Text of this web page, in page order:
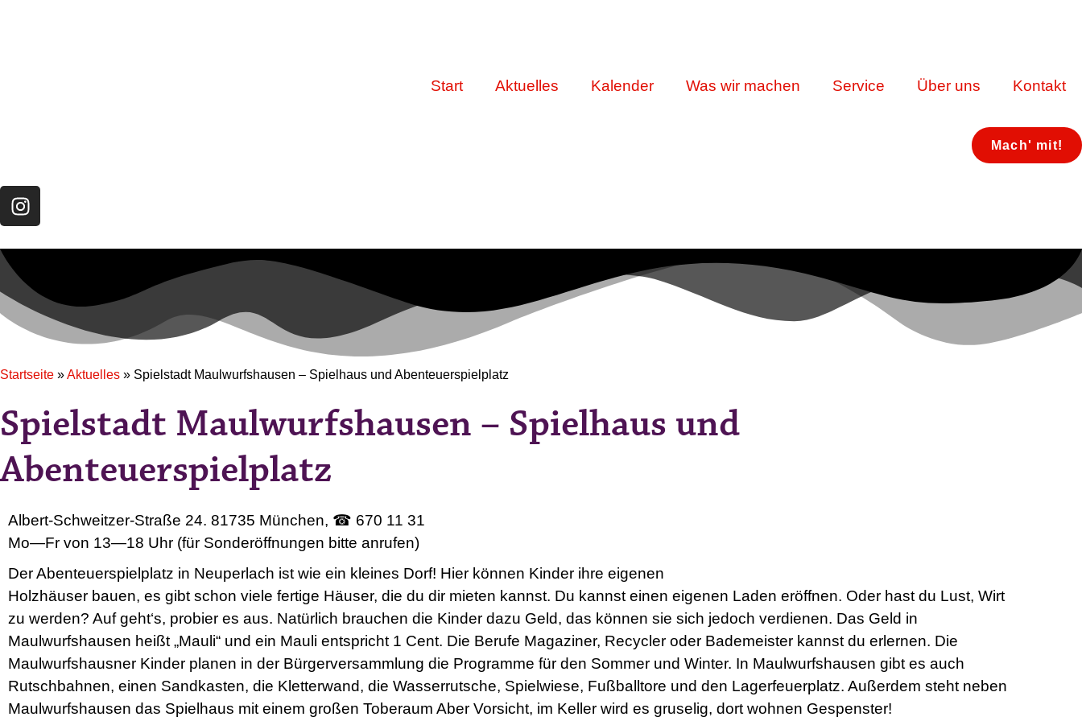
Start Aktuelles Kalender Was wir machen Service Über uns Kontakt
Mach' mit!
Startseite »Aktuelles » Spielstadt Maulwurfshausen – Spielhaus und Abenteuerspielplatz
Spielstadt Maulwurfshausen – Spielhaus und
Abenteuerspielplatz
Albert-Schweitzer-Straße 24. 81735 München, ☎ 670 11 31
Mo—Fr von 13—18 Uhr (für Sonderöffnungen bitte anrufen)
Der Abenteuerspielplatz in Neuperlach ist wie ein kleines Dorf! Hier können Kinder ihre eigenen
Holzhäuser bauen, es gibt schon viele fertige Häuser, die du dir mieten kannst. Du kannst einen eigenen Laden eröffnen. Oder hast du Lust, Wirt
zu werden? Auf geht‘s, probier es aus. Natürlich brauchen die Kinder dazu Geld, das können sie sich jedoch verdienen. Das Geld in
Maulwurfshausen heißt „Mauli“ und ein Mauli entspricht 1 Cent. Die Berufe Magaziner, Recycler oder Bademeister kannst du erlernen. Die
Maulwurfshausner Kinder planen in der Bürgerversammlung die Programme für den Sommer und Winter. In Maulwurfshausen gibt es auch
Rutschbahnen, einen Sandkasten, die Kletterwand, die Wasserrutsche, Spielwiese, Fußballtore und den Lagerfeuerplatz. Außerdem steht neben
Maulwurfshausen das Spielhaus mit einem großen Toberaum Aber Vorsicht, im Keller wird es gruselig, dort wohnen Gespenster!